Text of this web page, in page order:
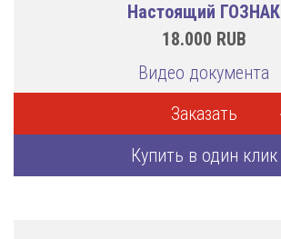
Настоящий ГОЗНАК
18.000 RUB
Видео документа
Заказать
Купить в один клик